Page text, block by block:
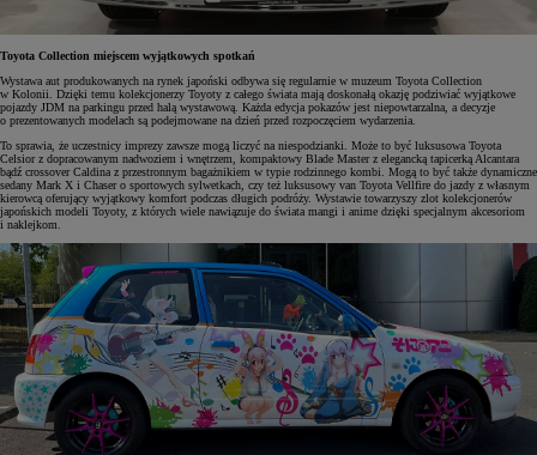
Toyota Collection miejscem wyjątkowych spotkań
Wystawa aut produkowanych na rynek japoński odbywa się regularnie w muzeum Toyota Collection
w Kolonii. Dzięki temu kolekcjonerzy Toyoty z całego świata mają doskonałą okazję podziwiać wyjątkowe
pojazdy JDM na parkingu przed halą wystawową. Każda edycja pokazów jest niepowtarzalna, a decyzje
o prezentowanych modelach są podejmowane na dzień przed rozpoczęciem wydarzenia.
To sprawia, że uczestnicy imprezy zawsze mogą liczyć na niespodzianki. Może to być luksusowa Toyota
Celsior z dopracowanym nadwoziem i wnętrzem, kompaktowy Blade Master z elegancką tapicerką Alcantara
bądź crossover Caldina z przestronnym bagażnikiem w typie rodzinnego kombi. Mogą to być także dynamiczne
sedany Mark X i Chaser o sportowych sylwetkach, czy też luksusowy van Toyota Vellfire do jazdy z własnym
kierowcą oferujący wyjątkowy komfort podczas długich podróży. Wystawie towarzyszy zlot kolekcjonerów
japońskich modeli Toyoty, z których wiele nawiązuje do świata mangi i anime dzięki specjalnym akcesoriom
i naklejkom.